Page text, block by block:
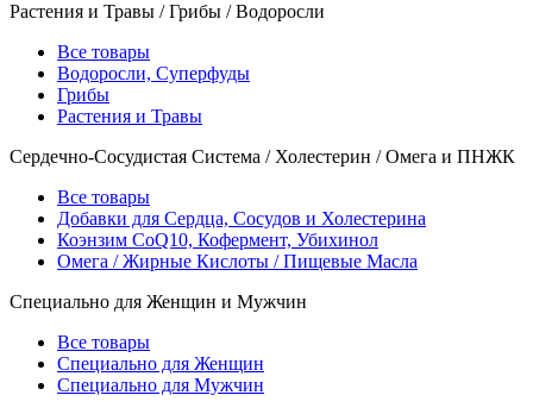
Растения и Травы / Грибы / Водоросли
Все товары
Водоросли, Суперфуды
Грибы
Растения и Травы
Сердечно-Сосудистая Система / Холестерин / Омега и ПНЖК
Все товары
Добавки для Сердца, Сосудов и Холестерина
Коэнзим CoQ10, Кофермент, Убихинол
Омега / Жирные Кислоты / Пищевые Масла
Специально для Женщин и Мужчин
Все товары
Специально для Женщин
Специально для Мужчин